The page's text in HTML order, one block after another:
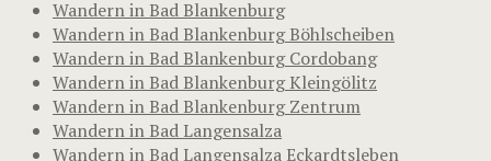
Wandern in Bad Blankenburg
Wandern in Bad Blankenburg Böhlscheiben
Wandern in Bad Blankenburg Cordobang
Wandern in Bad Blankenburg Kleingölitz
Wandern in Bad Blankenburg Zentrum
Wandern in Bad Langensalza
Wandern in Bad Langensalza Eckardtsleben